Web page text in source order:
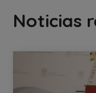
Noticias